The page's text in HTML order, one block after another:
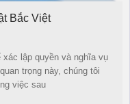
Bắc Việt
lập quyền và nghĩa vụ
trọng này, chúng tôi
việc sau